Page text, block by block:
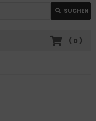
SUCHEN
( 0 )